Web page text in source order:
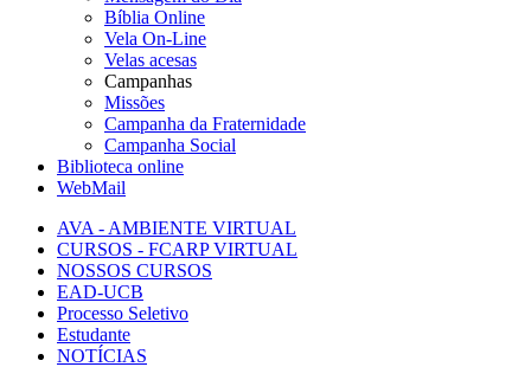
Bíblia Online
Vela On-Line
Velas acesas
Campanhas
Missões
Campanha da Fraternidade
Campanha Social
Biblioteca online
WebMail
AVA - AMBIENTE VIRTUAL
CURSOS - FCARP VIRTUAL
NOSSOS CURSOS
EAD-UCB
Processo Seletivo
Estudante
NOTÍCIAS